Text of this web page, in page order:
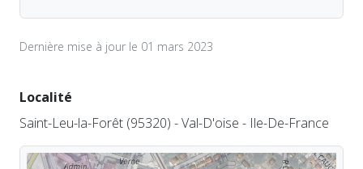
Dernière mise à jour le 01 mars 2023
Localité
Saint-Leu-la-Forêt (95320) - Val-D'oise - Ile-De-France